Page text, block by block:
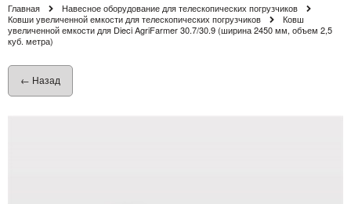
Главная
Навесное оборудование для телескопических погрузчиков
Ковши увеличенной емкости для телескопических погрузчиков
Ковш
увеличенной емкости для Dieci AgriFarmer 30.7/30.9 (ширина 2450 мм, объем 2,5
куб. метра)
← Назад